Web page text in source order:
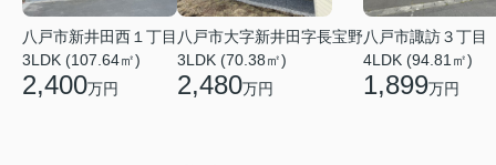
八戸市新井田西１丁目
3LDK (107.64㎡)
2,400万円
八戸市大字新井田字長宝野
3LDK (70.38㎡)
2,480万円
八戸市諏訪３丁目
4LDK (94.81㎡)
1,899万円